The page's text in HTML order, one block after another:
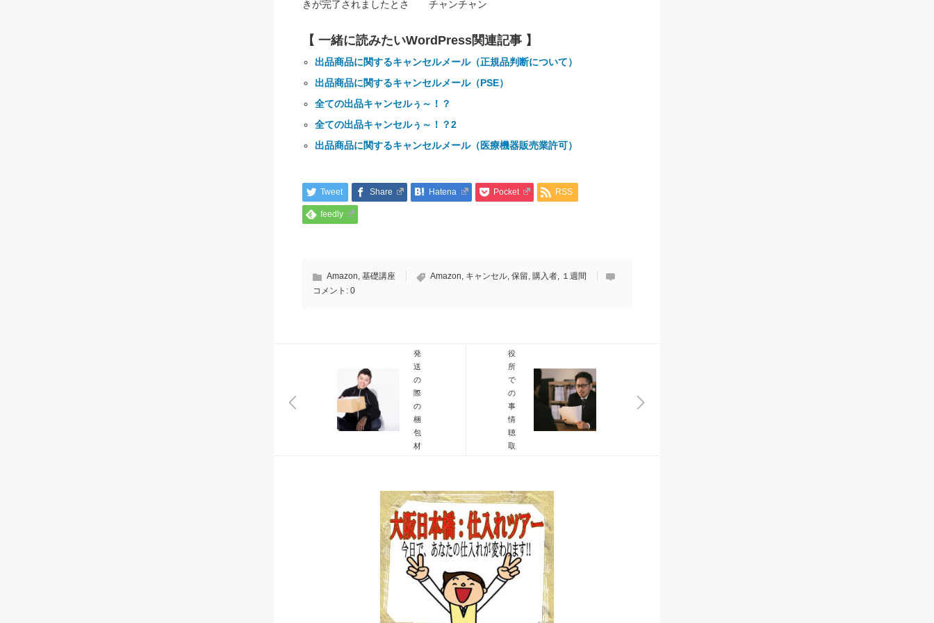
きが完了されましたとさ チャンチャン
【 一緒に読みたいWordPress関連記事 】
出品商品に関するキャンセルメール（正規品判断について）
出品商品に関するキャンセルメール（PSE）
全ての出品キャンセルぅ～！？
全ての出品キャンセルぅ～！？2
出品商品に関するキャンセルメール（医療機器販売業許可）
Tweet Share Hatena Pocket RSS
feedly
Amazon, 基礎講座 Amazon, キャンセル, 保留, 購入者, １週間
コメント: 0
発
送
の
際
の
梱
包
材
役
所
で
の
事
情
聴
取